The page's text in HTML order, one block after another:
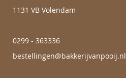
1131 VB Volendam
0299 - 363336
bestellingen@bakkerijvanpooij.nl